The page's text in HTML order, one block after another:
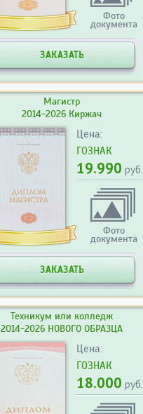
Фото
документа
ЗАКАЗАТЬ
Магистр
2014-2026 Киржач
Цена:
ГОЗНАК
19.990 руб.
Фото
документа
ЗАКАЗАТЬ
Техникум или колледж
2014-2026 НОВОГО ОБРАЗЦА
Цена:
ГОЗНАК
18.000 руб.